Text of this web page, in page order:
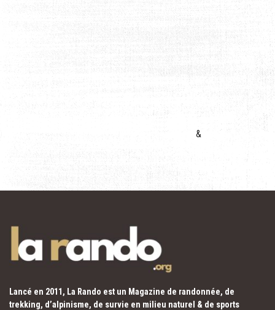
&
Lancé en 2011, La Rando est un Magazine de randonnée, de
trekking, d’alpinisme, de survie en milieu naturel & de sports